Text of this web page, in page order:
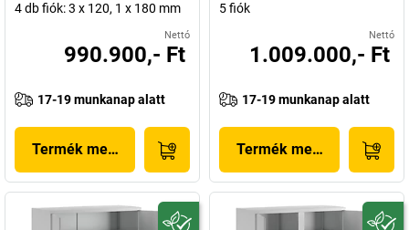
4 db fiók: 3 x 120, 1 x 180 mm
Nettó
990.900,- Ft
17-19 munkanap alatt
Termék megjelenítése
5 fiók
Nettó
1.009.000,- Ft
17-19 munkanap alatt
Termék megjelenítése